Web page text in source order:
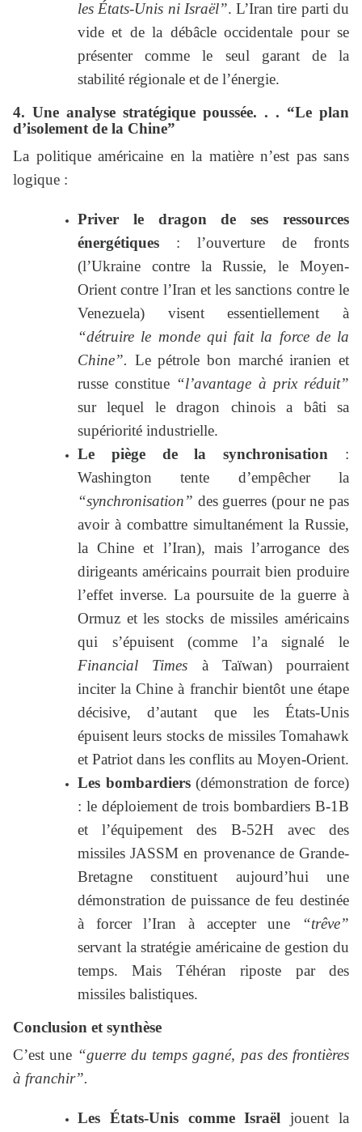
les États-Unis ni Israël”. L’Iran tire parti du
vide et de la débâcle occidentale pour se
présenter comme le seul garant de la
stabilité régionale et de l’énergie.
4. Une analyse stratégique poussée. . . “Le plan
d’isolement de la Chine”
La politique américaine en la matière n’est pas sans
logique :
Priver le dragon de ses ressources
énergétiques : l’ouverture de fronts
(l’Ukraine contre la Russie, le Moyen-
Orient contre l’Iran et les sanctions contre le
Venezuela) visent essentiellement à
“détruire le monde qui fait la force de la
Chine”. Le pétrole bon marché iranien et
russe constitue “l’avantage à prix réduit”
sur lequel le dragon chinois a bâti sa
supériorité industrielle.
Le piège de la synchronisation :
Washington tente d’empêcher la
“synchronisation” des guerres (pour ne pas
avoir à combattre simultanément la Russie,
la Chine et l’Iran), mais l’arrogance des
dirigeants américains pourrait bien produire
l’effet inverse. La poursuite de la guerre à
Ormuz et les stocks de missiles américains
qui s’épuisent (comme l’a signalé le
Financial Times à Taïwan) pourraient
inciter la Chine à franchir bientôt une étape
décisive, d’autant que les États-Unis
épuisent leurs stocks de missiles Tomahawk
et Patriot dans les conflits au Moyen-Orient.
Les bombardiers(démonstration de force)
: le déploiement de trois bombardiers B-1B
et l’équipement des B-52H avec des
missiles JASSM en provenance de Grande-
Bretagne constituent aujourd’hui une
démonstration de puissance de feu destinée
à forcer l’Iran à accepter une “trêve”
servant la stratégie américaine de gestion du
temps. Mais Téhéran riposte par des
missiles balistiques.
Conclusion et synthèse
C’est une “guerre du temps gagné, pas des frontières
à franchir”.
Les États-Unis comme Israël jouent la